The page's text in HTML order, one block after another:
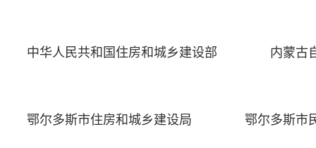
中华人民共和国住房和城乡建设部 内蒙古
鄂尔多斯市住房和城乡建设局 鄂尔多斯市